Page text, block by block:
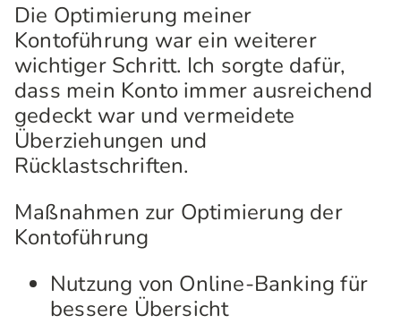
Die Optimierung meiner
Kontoführung war ein weiterer
wichtiger Schritt. Ich sorgte dafür,
dass mein Konto immer ausreichend
gedeckt war und vermeidete
Überziehungen und
Rücklastschriften.
Maßnahmen zur Optimierung der
Kontoführung
Nutzung von Online-Banking für
bessere Übersicht